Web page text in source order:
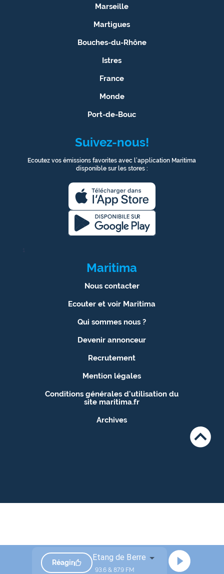
Réagir
Etang de Berre
93.6 & 87.9 FM
Marseille
Martigues
Bouches-du-Rhône
Istres
France
Monde
Port-de-Bouc
Suivez-nous!
Ecoutez vos émissions favorites avec l’application Maritima
disponible sur les stores :
1
Maritima
Nous contacter
Ecouter et voir Maritima
Qui sommes nous ?
Devenir annonceur
Recrutement
Mention légales
Conditions générales d'utilisation du
site maritima.fr
Archives